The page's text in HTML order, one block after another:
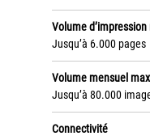
Guide GED
Contact
Newsletter
Plan du site
Volume
Jusqu’à 6.000 pages
Volume mensuel
Jusqu’à 80.000
Connectivité